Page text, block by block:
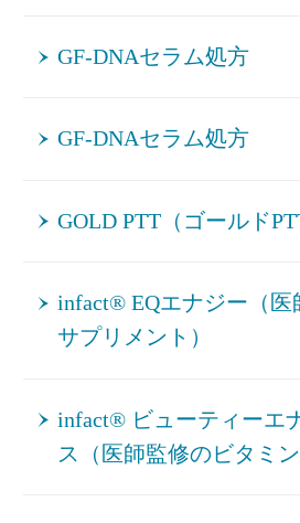
GF-DNAセラム処方
GF-DNAセラム処方
GOLD PTT（ゴールド
infact® EQエナジー（
サプリメント）
infact® ビューティーエ
ス（医師監修のビタミ